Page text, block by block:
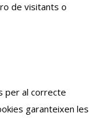
de visitants o
per al correcte
garanteixen les